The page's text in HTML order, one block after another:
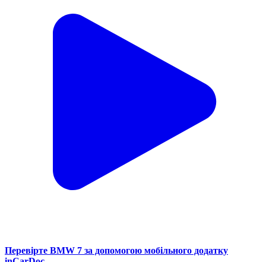
Перевірте BMW 7 за допомогою мобільного додатку